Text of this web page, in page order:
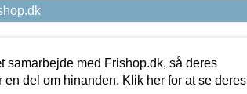
samarbejde med Frishop.dk, så deres
en del om hinanden. Klik her for at se deres